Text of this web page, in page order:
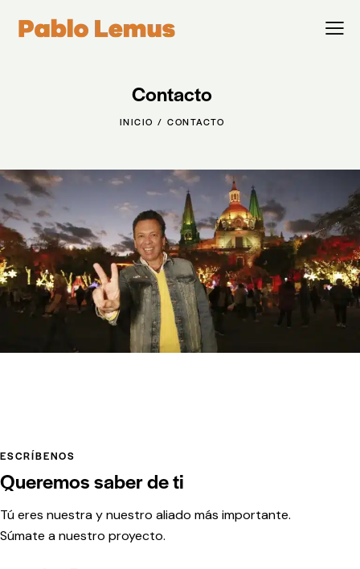
Contacto
INICIO CONTACTO
ESCRÍBENOS
Queremos saberde ti
Tú eres nuestra y nuestro aliado más importante.
Súmate a nuestro proyecto.